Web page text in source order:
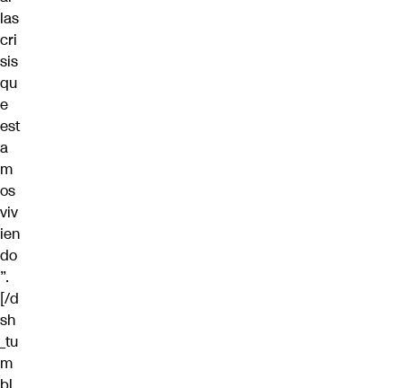
las
cri
sis
qu
e
est
a
m
os
viv
ien
do
”.
[/d
sh
_tu
m